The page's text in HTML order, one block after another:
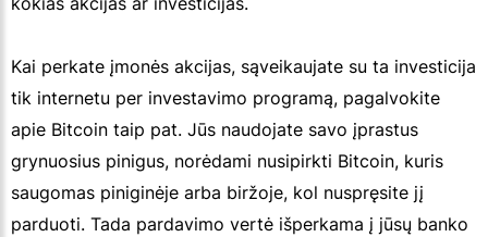
Kai perkate įmonės akcijas, sąveikaujate su ta investicija
tik internetu per investavimo programą, pagalvokite
apie Bitcoin taip pat. Jūs naudojate savo įprastus
grynuosius pinigus, norėdami nusipirkti Bitcoin, kuris
saugomas piniginėje arba biržoje, kol nuspręsite jį
parduoti. Tada pardavimo vertė išperkama į jūsų banko